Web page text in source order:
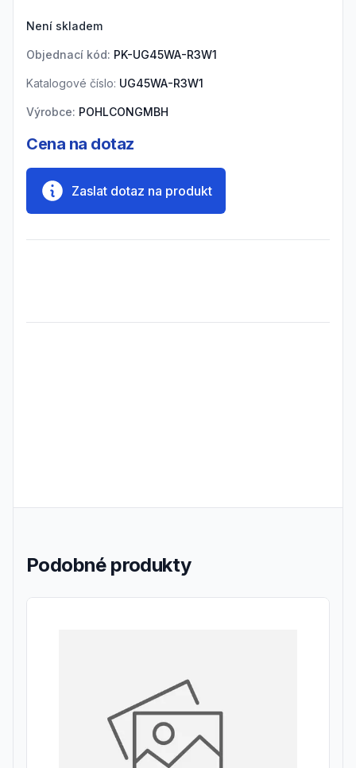
Není skladem
Objednací kód: PK-UG45WA-R3W1
Katalogové číslo: UG45WA-R3W1
Výrobce: POHLCONGMBH
Cena na dotaz
Zaslat dotaz na produkt
Podobné produkty